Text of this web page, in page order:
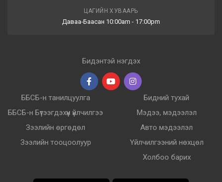
ЦАГИЙН ХУВААРЬ
Даваа-Баасан 10:00am - 17:00pm
Бидэнтэй нэгдэх
ББСБ-н танилцуулга
ББСБ-н Бүтээгдэхүүн үйлчилгээ
Зээлийн өргөдөл
Зээлийн тооцоолуур
Бидний тухай
Мэдээ, мэдээлэл
Авто мэдээлэл
Үйлчилгээний нөхцөл
Холбоо барих